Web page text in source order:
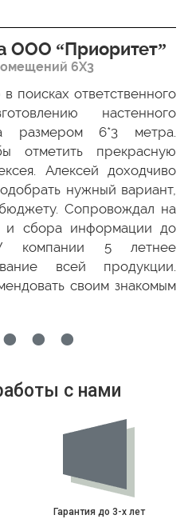
ООО “Приоритет”
6Х3
поисках ответственного
настенного
размером 6*3 метра.
отметить прекрасную
Алексей доходчиво
нужный вариант,
Сопровождал на
и сбора информации до
компании 5 летнее
всей продукции.
своим знакомым
с нами
Гарантия до 3-х лет